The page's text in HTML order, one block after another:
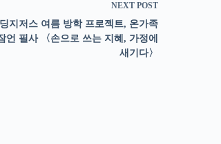
NEXT POST
지저스 여름 방학 프로젝트, 온가족
언 필사 〈손으로 쓰는 지혜, 가정에
새기다〉